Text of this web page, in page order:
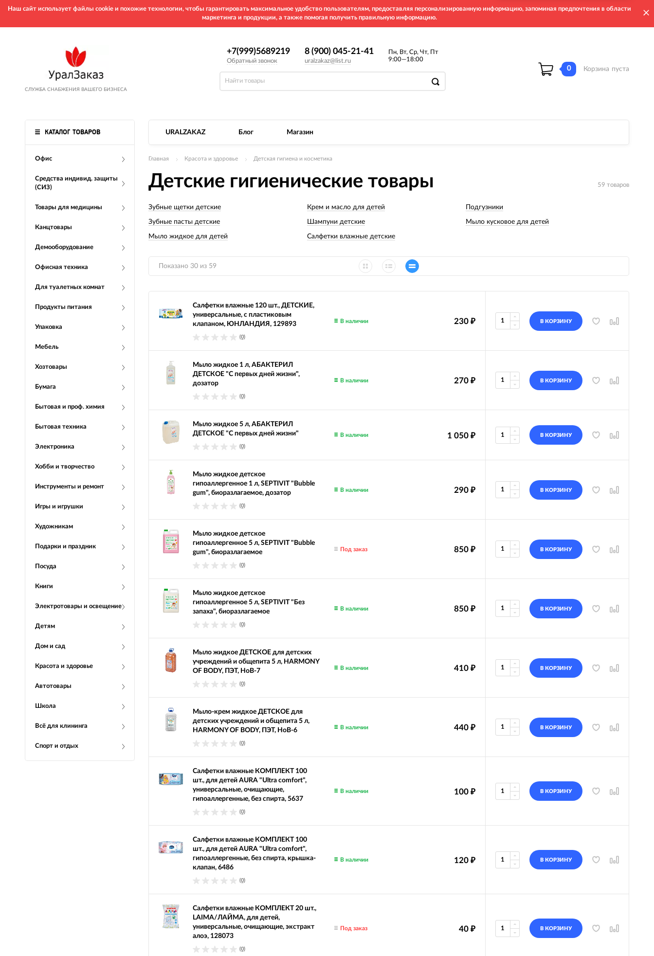
Наш сайт использует файлы cookie и похожие технологии, чтобы гарантировать максимальное удобство пользователям, предоставляя персонализированную информацию, запоминая предпочтения в области
маркетинга и продукции, а также помогая получить правильную информацию.
СЛУЖБА СНАБЖЕНИЯ ВАШЕГО БИЗНЕСА
+7(999)5689219
Обратный звонок
8 (900) 045-21-41
uralzakaz@list.ru
Пн, Вт, Ср, Чт, Пт
9:00—18:00
0 Корзина пуста
КАТАЛОГ ТОВАРОВ
Офис
Средства индивид. защиты
(СИЗ)
Товары для медицины
Канцтовары
Демооборудование
Офисная техника
Для туалетных комнат
Продукты питания
Упаковка
Мебель
Хозтовары
Бумага
Бытовая и проф. химия
Бытовая техника
Электроника
Хобби и творчество
Инструменты и ремонт
Игры и игрушки
Художникам
Подарки и праздник
Посуда
Книги
Электротовары и освещение
Детям
Дом и сад
Красота и здоровье
Автотовары
Школа
Всё для клининга
Спорт и отдых
URALZAKAZ Блог Магазин
Главная Красота и здоровье Детская гигиена и косметика
Детские гигиенические товары 59 товаров
Зубные щетки детские Крем и масло для детей Подгузники
Зубные пасты детские Шампуни детские Мыло кусковое для детей
Мыло жидкое для детей Салфетки влажные детские
Показано 30 из 59
Салфетки влажные 120 шт., ДЕТСКИЕ,
универсальные, с пластиковым
клапаном, ЮНЛАНДИЯ, 129893
(0)
230 ₽
В наличии В КОРЗИНУ
Мыло жидкое 1 л, АБАКТЕРИЛ
ДЕТСКОЕ "С первых дней жизни",
дозатор
(0)
270 ₽
В наличии В КОРЗИНУ
Мыло жидкое 5 л, АБАКТЕРИЛ
ДЕТСКОЕ "С первых дней жизни"
(0)
1 050 ₽
В наличии В КОРЗИНУ
Мыло жидкое детское
гипоаллергенное 1 л, SEPTIVIT "Bubble
gum", биоразлагаемое, дозатор
(0)
290 ₽
В наличии В КОРЗИНУ
Мыло жидкое детское
гипоаллергенное 5 л, SEPTIVIT "Bubble
gum", биоразлагаемое
(0)
850 ₽
Под заказ В КОРЗИНУ
Мыло жидкое детское
гипоаллергенное 5 л, SEPTIVIT "Без
запаха", биоразлагаемое
(0)
850 ₽
В наличии В КОРЗИНУ
Мыло жидкое ДЕТСКОЕ для детских
учреждений и общепита 5 л, HARMONY
OF BODY, ПЭТ, HoB-7
(0)
410 ₽
В наличии В КОРЗИНУ
Мыло-крем жидкое ДЕТСКОЕ для
детских учреждений и общепита 5 л,
HARMONY OF BODY, ПЭТ, HoB-6
(0)
440 ₽
В наличии В КОРЗИНУ
Салфетки влажные КОМПЛЕКТ 100
шт., для детей AURA "Ultra comfort",
универсальные, очищающие,
гипоаллергенные, без спирта, 5637
(0)
100 ₽
В наличии В КОРЗИНУ
Салфетки влажные КОМПЛЕКТ 100
шт., для детей AURA "Ultra comfort",
гипоаллергенные, без спирта, крышка-
клапан, 6486
(0)
120 ₽
В наличии В КОРЗИНУ
Салфетки влажные КОМПЛЕКТ 20 шт.,
LAIMA/ЛАЙМА, для детей,
универсальные, очищающие, экстракт
алоэ, 128073
(0)
40 ₽
Под заказ В КОРЗИНУ